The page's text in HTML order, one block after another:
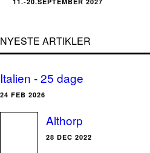
NYESTE ARTIKLER
Italien - 25 dage
24 FEB 2026
Althorp
28 DEC 2022